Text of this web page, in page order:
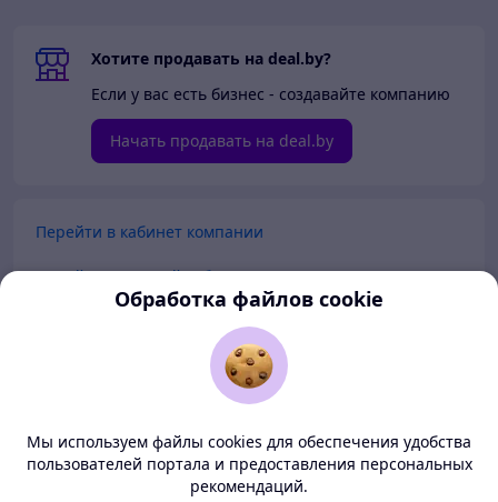
Хотите продавать на deal.by?
Если у вас есть бизнес - создавайте компанию
Начать продавать на deal.by
Перейти в кабинет компании
Перейти в личный кабинет
О нас
Обработка файлов cookie
Мы используем файлы cookies для обеспечения удобства
пользователей портала и предоставления персональных
рекомендаций.